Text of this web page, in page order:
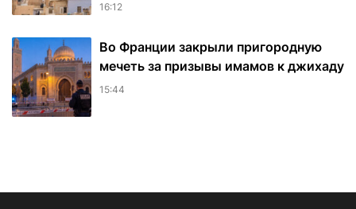
16:12
Во Франции закрыли пригородную
мечеть за призывы имамов к джихаду
15:44